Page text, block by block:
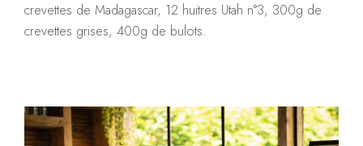
crevettes de Madagascar, 12 huitres Utah n°3, 300g de
crevettes grises, 400g de bulots.